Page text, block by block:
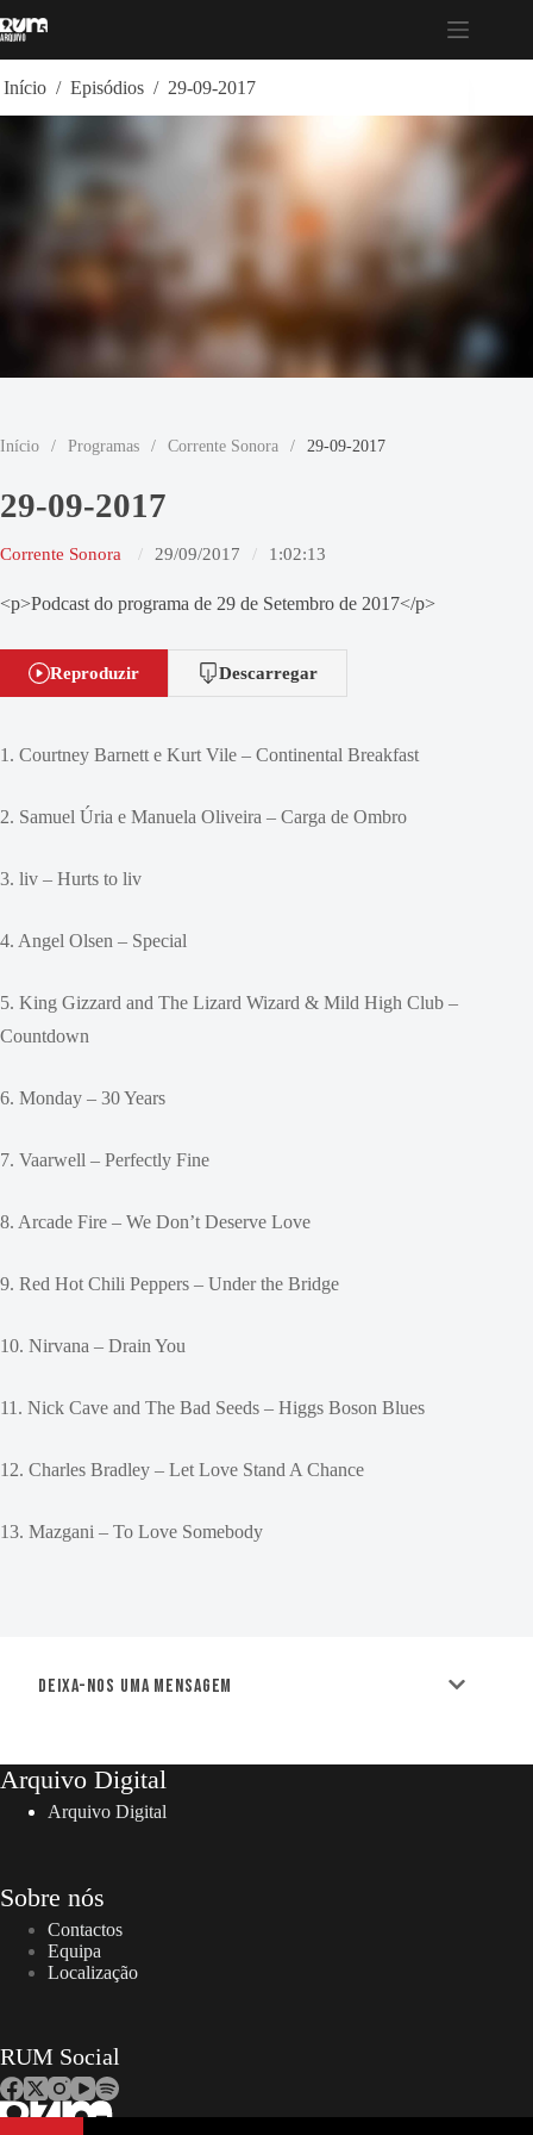
para
Início / Episódios / 29-09-2017
Início / Programas / Corrente Sonora / 29-09-2017
29-09-2017
Corrente Sonora 29/09/2017 1:02:13
<p>Podcast do programa de 29 de Setembro de 2017</p>
Reproduzir Descarregar
1. Courtney Barnett e Kurt Vile – Continental Breakfast
2. Samuel Úria e Manuela Oliveira – Carga de Ombro
3. liv – Hurts to liv
4. Angel Olsen – Special
5. King Gizzard and The Lizard Wizard & Mild High Club –
Countdown
6. Monday – 30 Years
7. Vaarwell – Perfectly Fine
8. Arcade Fire – We Don’t Deserve Love
9. Red Hot Chili Peppers – Under the Bridge
10. Nirvana – Drain You
11. Nick Cave and The Bad Seeds – Higgs Boson Blues
12. Charles Bradley – Let Love Stand A Chance
13. Mazgani – To Love Somebody
Deixa-nos uma mensagem
Arquivo Digital
Arquivo Digital
Sobre nós
Contactos
Equipa
Localização
RUM Social